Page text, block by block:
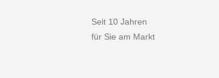
Seit 10 Jahren
für Sie am Markt